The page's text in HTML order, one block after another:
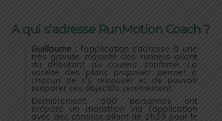
A qui s’adresse RunMotion Coach ?
Guillaume : l’application s’adresse à une
très grande majorité des runners allant
du débutant au coureur confirmé. La
variété des plans proposés permet à
chacun de s’y retrouver et de pouvoir
préparer ses objectifs sereinement.
Dernièrement, 500 personnes ont
préparé un marathon via l’application
avec des chronos allant de 2h29 pour le